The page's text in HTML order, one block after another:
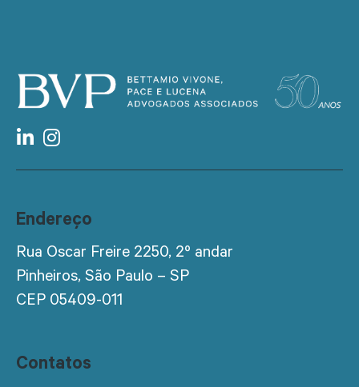
Endereço
Rua Oscar Freire 2250, 2º andar
Pinheiros, São Paulo – SP
CEP 05409-011
Contatos